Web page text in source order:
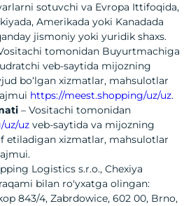
sotuvchi va Evropa Ittifoqida,
Amerikada yoki Kanadada
jismoniy yoki yuridik shaxs.
tomonidan Buyurtmachiga
veb-saytida mijozning
boʻlgan xizmatlar, mahsulotlar
https://meest.shopping/uz/uz.
– Vositachi tomonidan
uz/uz veb-saytida va mijozning
etiladigan xizmatlar, mahsulotlar
Logistics s.r.o., Chexiya
bilan ro'yxatga olingan:
843/4, Zabrdowice, 602 00, Brno,